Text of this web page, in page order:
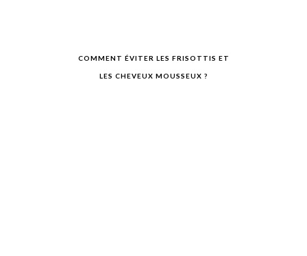
COMMENT ÉVITER LES FRISOTTIS ET
LES CHEVEUX MOUSSEUX ?